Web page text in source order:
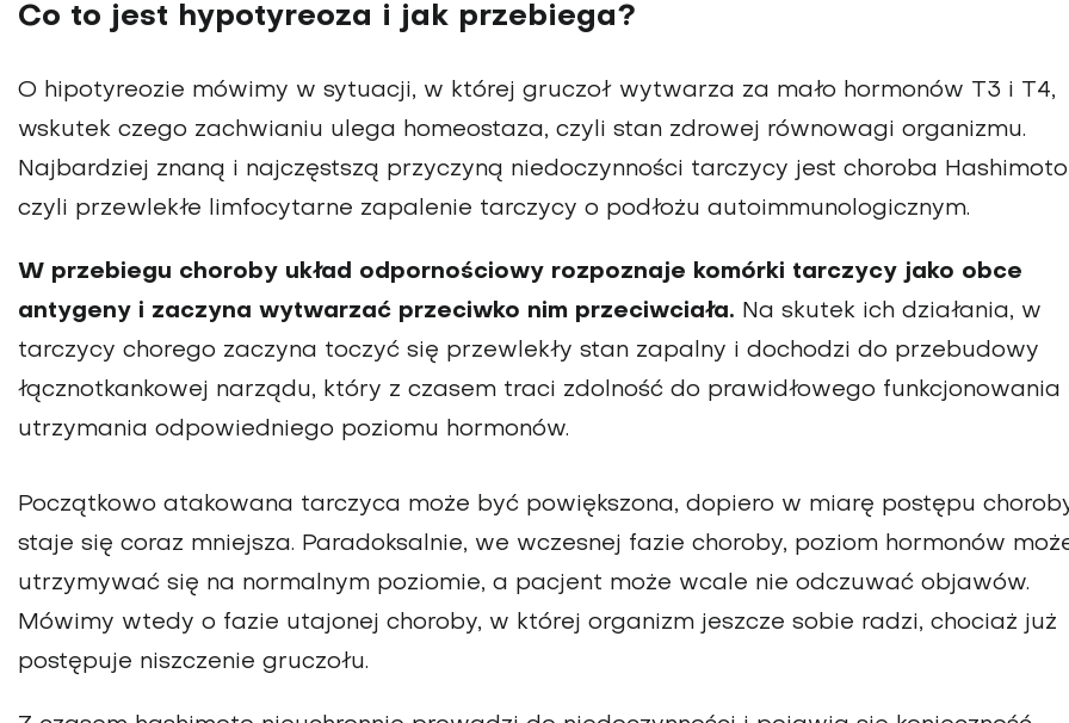
Co to jest hypotyreoza i jak przebiega?
O hipotyreozie mówimy w sytuacji, w której gruczoł wytwarza za mało hormonów T3 i T4,
wskutek czego zachwianiu ulega homeostaza, czyli stan zdrowej równowagi organizmu.
Najbardziej znaną i najczęstszą przyczyną niedoczynności tarczycy jest choroba
czyli przewlekłe limfocytarne zapalenie tarczycy o podłożu autoimmunologicznym.
W przebiegu choroby układ odpornościowy rozpoznaje komórki tarczycy jako obce
antygeny i zaczyna wytwarzać przeciwko nim przeciwciała. Na skutek ich działania, w
tarczycy chorego zaczyna toczyć się przewlekły stan zapalny i dochodzi do przebudowy
łącznotkankowej narządu, który z czasem traci zdolność do prawidłowego funkcjonowania
utrzymania odpowiedniego poziomu hormonów.
Początkowo atakowana tarczyca może być powiększona, dopiero w miarę postępu
staje się coraz mniejsza. Paradoksalnie, we wczesnej fazie choroby, poziom hormonów
utrzymywać się na normalnym poziomie, a pacjent może wcale nie odczuwać objawów.
Mówimy wtedy o fazie utajonej choroby, w której organizm jeszcze sobie radzi, chociaż już
postępuje niszczenie gruczołu.